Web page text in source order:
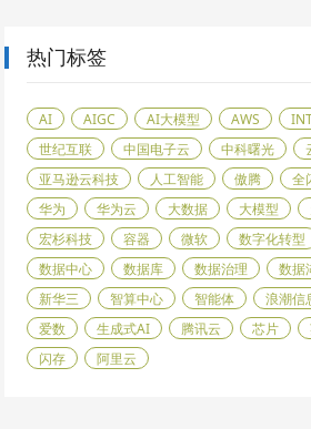
热门标签
AI AIGC AI大模型 AWS
世纪互联
中国电子云 中科曙光
亚马逊云科技
人工智能 傲腾 全
华为
华为云 大数据 大模型
宏杉科技
容器 微软 数字化转型
数据中心
数据库 数据治理 数据
新华三
智算中心 智能体 浪潮信
爱数
生成式AI 腾讯云 芯片
闪存
阿里云